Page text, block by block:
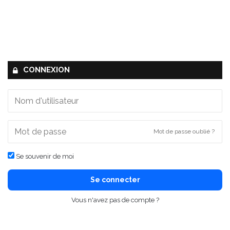
CONNEXION
Mot de passe oublié ?
Se souvenir de moi
Se connecter
Vous n'avez pas de compte ?